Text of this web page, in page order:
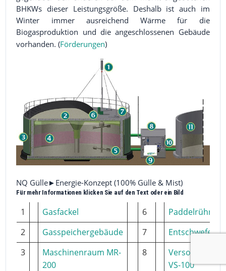
BHKWs dieser Leistungsgröße. Deshalb ist auch im
Winter immer ausreichend Wärme für die
Biogasproduktion und die angeschlossenen Gebäude
vorhanden. (Förderungen)
NQ Gülle►Energie-Konzept (100% Gülle & Mist)
Für mehr Informationen klicken Sie auf den Text oder ein Bild
1 Gasfackel 6
2
Gasspeichergebäude 7
3
Maschinenraum MR-
200
8
VS-100